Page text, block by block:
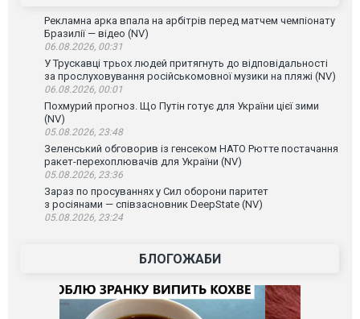
Рекламна арка впала на арбітрів перед матчем чемпіонату
Бразилії — відео (NV)
06.08.2026, 00:31
У Трускавці трьох людей притягнуть до відповідальності
за прослуховування російськомовної музики на пляжі (NV)
06.08.2026, 00:01
Похмурий прогноз. Що Путін готує для України цієї зими
(NV)
05.08.2026, 23:48
Зеленський обговорив із генсеком НАТО Рютте постачання
ракет-перехоплювачів для України (NV)
05.08.2026, 23:36
Зараз по просуваннях у Сил оборони паритет
з росіянами — співзасновник DeepState (NV)
05.08.2026, 23:24
БЛОГОЖАБИ